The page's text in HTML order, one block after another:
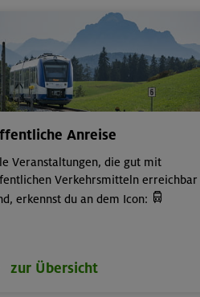
Anreise
Veranstaltungen, die gut mit
Verkehrsmitteln erreichbar
erkennst du an dem Icon: 
zur Übersicht